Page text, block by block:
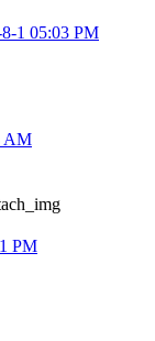
1 05:03 PM
AM
PM